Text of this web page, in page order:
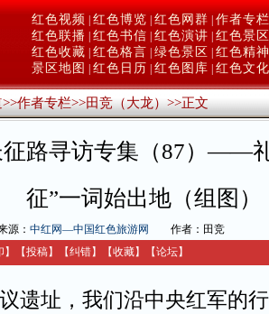
红色视频 红色博览 红色网群 作者专栏
红色联播 红色书信 红色演讲 红色景区
红色收藏 红色格言 绿色景区
红色精神
景区地图
红色日历 红色图库 红色文化
>>作者专栏>>田竞（大龙）>>正文
征路寻访专集（87）——
征”一词始出地（组图）
源： 中红网—中国红色旅游网
作者：田竞
】 【投稿】 【纠错】 【收藏】 【论坛】
遗址，我们沿中央红军的